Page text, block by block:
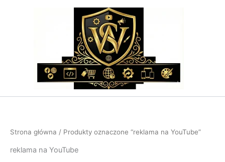
Strona główna / Produkty oznaczone “reklama na YouTube”
reklama na YouTube